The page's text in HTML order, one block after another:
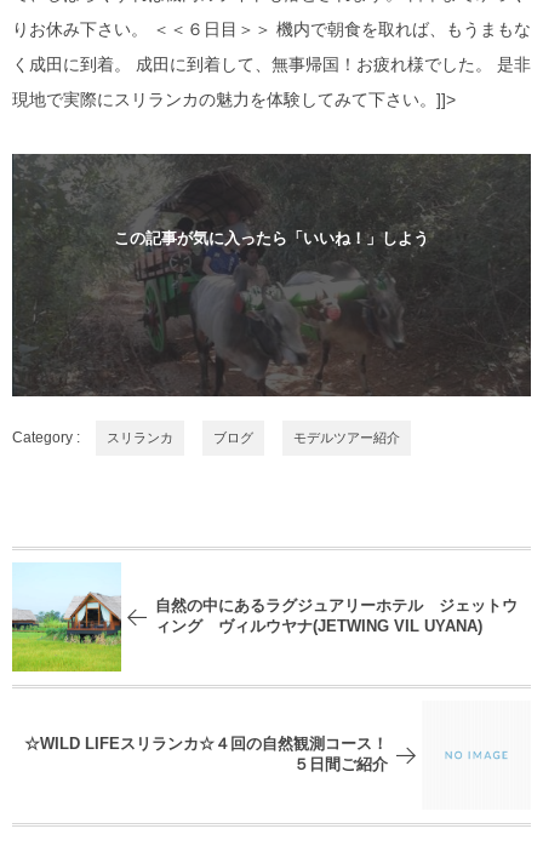
りお休み下さい。 ＜＜６日目＞＞ 機内で朝食を取れば、もうまもな
く成田に到着。 成田に到着して、無事帰国！お疲れ様でした。 是非
現地で実際にスリランカの魅力を体験してみて下さい。]]>
この記事が気に入ったら「いいね！」しよう
Category : スリランカ ブログ モデルツアー紹介
自然の中にあるラグジュアリーホテル ジェットウ
ィング ヴィルウヤナ(JETWING VIL UYANA)
☆WILD LIFEスリランカ☆４回の自然観測コース！
５日間ご紹介